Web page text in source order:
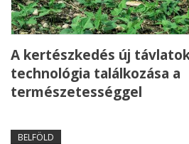
A kertészkedés új
technológia találkozása a
természetességgel
BELFÖLD